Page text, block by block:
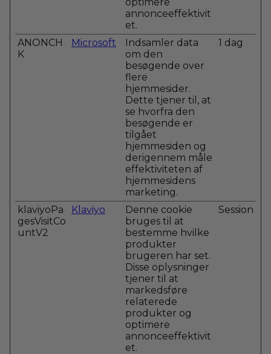
annonceeffektivit
et.
ANONCH
K
Microsoft
Indsamler data
om den
besøgende over
flere
hjemmesider.
Dette tjener til, at
se hvorfra den
besøgende er
tilgået
hjemmesiden og
derigennem måle
effektiviteten af
hjemmesidens
marketing.
1 dag
klaviyoPa
gesVisitCo
untV2
Klaviyo
Denne cookie
bruges til at
bestemme hvilke
produkter
brugeren har set.
Disse oplysninger
tjener til at
markedsføre
relaterede
produkter og
optimere
annonceeffektivit
et.
Session